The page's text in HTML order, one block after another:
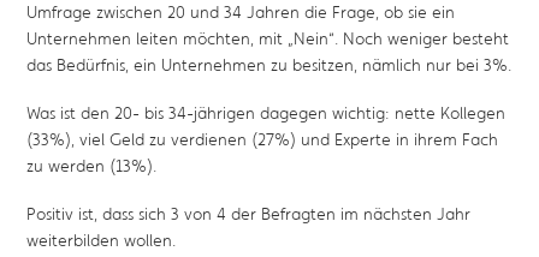
Umfrage zwischen 20 und 34 Jahren die Frage, ob sie ein
Unternehmen leiten möchten, mit „Nein“. Noch weniger besteht
das Bedürfnis, ein Unternehmen zu besitzen, nämlich nur bei 3%.
Was ist den 20- bis 34-jährigen dagegen wichtig: nette Kollegen
(33%), viel Geld zu verdienen (27%) und Experte in ihrem Fach
zu werden (13%).
Positiv ist, dass sich 3 von 4 der Befragten im nächsten Jahr
weiterbilden wollen.